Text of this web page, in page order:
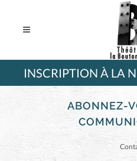
INSCRIPTION À LA
ABONNEZ-